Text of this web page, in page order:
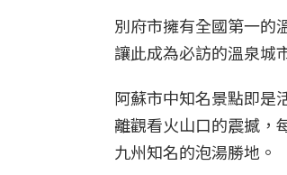
別府市擁有全國第一的
讓此成為必訪的溫泉城
阿蘇市中知名景點即是
離觀看火山口的震撼，
九州知名的泡湯勝地。